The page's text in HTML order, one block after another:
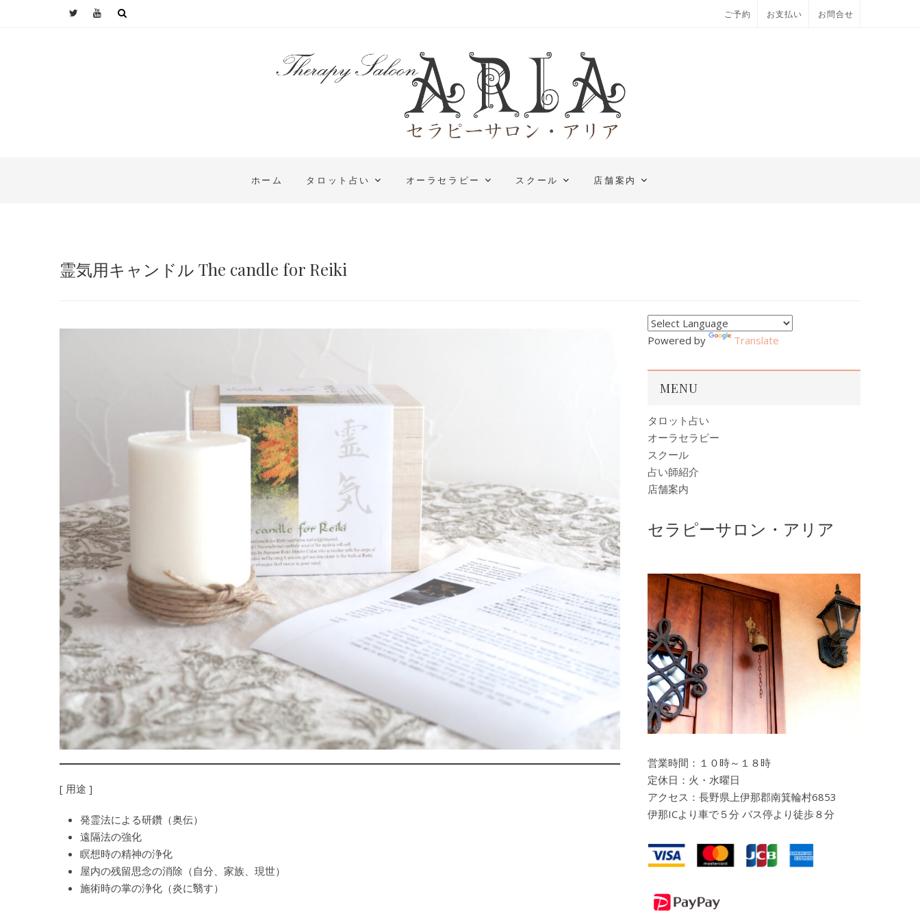
ご予約 お支払い お問合せ
ホーム タロット占い オーラセラピー スクール 店舗案内
霊気用キャンドル The candle for Reiki
[ 用途 ]
発霊法による研鑽（奥伝）
遠隔法の強化
瞑想時の精神の浄化
屋内の残留思念の消除（自分、家族、現世）
施術時の掌の浄化（炎に翳す）
Powered by Translate
MENU
タロット占い
オーラセラピー
スクール
占い師紹介
店舗案内
セラピーサロン・アリア
営業時間：１０時～１８時
定休日：火・水曜日
アクセス：長野県上伊那郡南箕輪村6853
伊那ICより車で５分 バス停より徒歩８分